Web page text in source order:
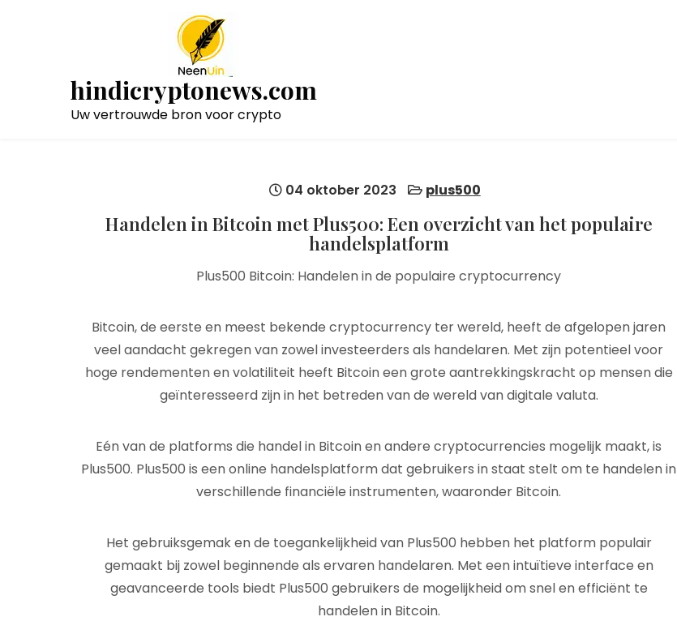
hindicryptonews.com
Uw vertrouwde bron voor crypto
04 oktober 2023 plus500
Handelen in Bitcoin met Plus500: Een overzicht van het populaire
handelsplatform
Plus500 Bitcoin: Handelen in de populaire cryptocurrency
Bitcoin, de eerste en meest bekende cryptocurrency ter wereld, heeft de afgelopen jaren
veel aandacht gekregen van zowel investeerders als handelaren. Met zijn potentieel voor
hoge rendementen en volatiliteit heeft Bitcoin een grote aantrekkingskracht op mensen die
geïnteresseerd zijn in het betreden van de wereld van digitale valuta.
Eén van de platforms die handel in Bitcoin en andere cryptocurrencies mogelijk maakt, is
Plus500. Plus500 is een online handelsplatform dat gebruikers in staat stelt om te handelen in
verschillende financiële instrumenten, waaronder Bitcoin.
Het gebruiksgemak en de toegankelijkheid van Plus500 hebben het platform populair
gemaakt bij zowel beginnende als ervaren handelaren. Met een intuïtieve interface en
geavanceerde tools biedt Plus500 gebruikers de mogelijkheid om snel en efficiënt te
handelen in Bitcoin.